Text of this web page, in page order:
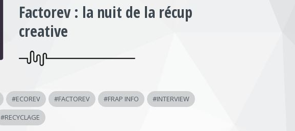
Factorev : la nuit de la récup
creative
#ECOREV #FACTOREV #FRAP INFO #INTERVIEW
#RECYCLAGE